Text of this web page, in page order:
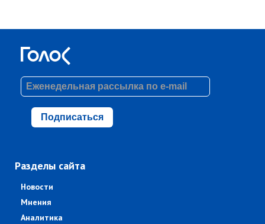
Подписаться
Разделы сайта
Новости
Мнения
Аналитика